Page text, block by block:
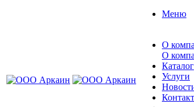
Меню
О
О
Каталог
Услуги